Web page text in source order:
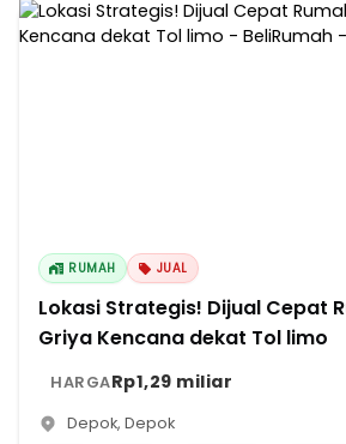
RUMAH JUAL
Lokasi Strategis! Dijual Cepat
Griya Kencana dekat Tol limo
HARGARp1,29 miliar
Depok, Depok